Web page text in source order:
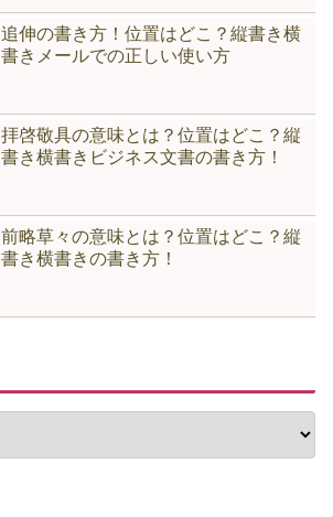
追伸の書き方！位置はどこ？縦書き横
書きメールでの正しい使い方
拝啓敬具の意味とは？位置はどこ？縦
書き横書きビジネス文書の書き方！
前略草々の意味とは？位置はどこ？縦
書き横書きの書き方！